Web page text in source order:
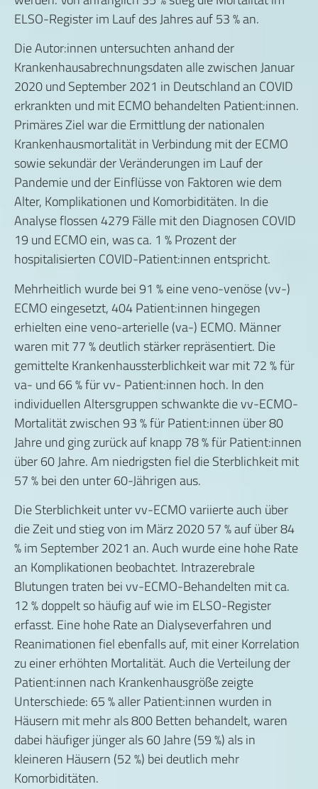
ELSO-Register im Lauf des Jahres auf 53 % an.
Die Autor:innen untersuchten anhand der
Krankenhausabrechnungsdaten alle zwischen Januar
2020 und September 2021 in Deutschland an COVID
erkrankten und mit ECMO behandelten Patient:innen.
Primäres Ziel war die Ermittlung der nationalen
Krankenhausmortalität in Verbindung mit der ECMO
sowie sekundär der Veränderungen im Lauf der
Pandemie und der Einflüsse von Faktoren wie dem
Alter, Komplikationen und Komorbiditäten. In die
Analyse flossen 4279 Fälle mit den Diagnosen COVID
19 und ECMO ein, was ca. 1 % Prozent der
hospitalisierten COVID-Patient:innen entspricht.
Mehrheitlich wurde bei 91 % eine veno-venöse (vv-)
ECMO eingesetzt, 404 Patient:innen hingegen
erhielten eine veno-arterielle (va-) ECMO. Männer
waren mit 77 % deutlich stärker repräsentiert. Die
gemittelte Krankenhaussterblichkeit war mit 72 % für
va- und 66 % für vv- Patient:innen hoch. In den
individuellen Altersgruppen schwankte die vv-ECMO-
Mortalität zwischen 93 % für Patient:innen über 80
Jahre und ging zurück auf knapp 78 % für Patient:innen
über 60 Jahre. Am niedrigsten fiel die Sterblichkeit mit
57 % bei den unter 60-Jährigen aus.
Die Sterblichkeit unter vv-ECMO variierte auch über
die Zeit und stieg von im März 2020 57 % auf über 84
% im September 2021 an. Auch wurde eine hohe Rate
an Komplikationen beobachtet. Intrazerebrale
Blutungen traten bei vv-ECMO-Behandelten mit ca.
12 % doppelt so häufig auf wie im ELSO-Register
erfasst. Eine hohe Rate an Dialyseverfahren und
Reanimationen fiel ebenfalls auf, mit einer Korrelation
zu einer erhöhten Mortalität. Auch die Verteilung der
Patient:innen nach Krankenhausgröße zeigte
Unterschiede: 65 % aller Patient:innen wurden in
Häusern mit mehr als 800 Betten behandelt, waren
dabei häufiger jünger als 60 Jahre (59 %) als in
kleineren Häusern (52 %) bei deutlich mehr
Komorbiditäten.